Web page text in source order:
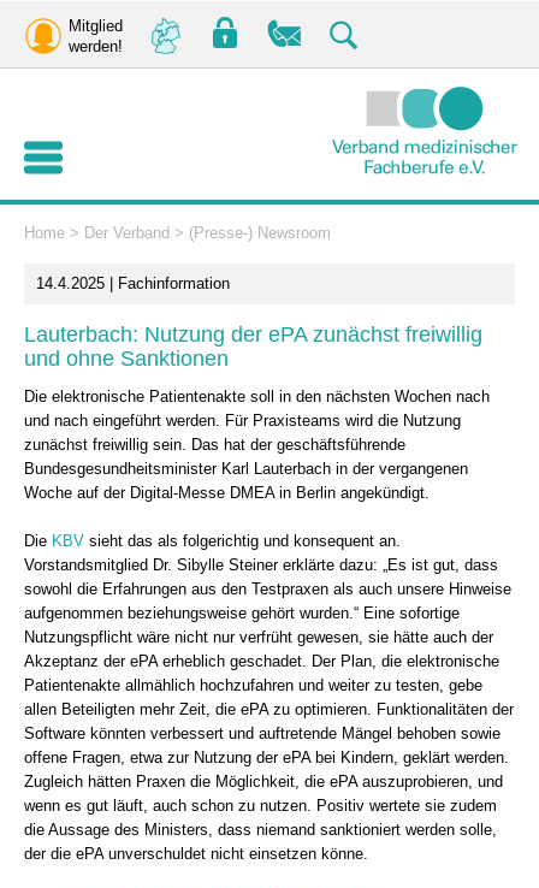
Mitglied
werden!
Home > Der Verband > (Presse-) Newsroom
14.4.2025 | Fachinformation
Lauterbach: Nutzung der ePA zunächst freiwillig
und ohne Sanktionen
Die elektronische Patientenakte soll in den nächsten Wochen nach
und nach eingeführt werden. Für Praxisteams wird die Nutzung
zunächst freiwillig sein. Das hat der geschäftsführende
Bundesgesundheitsminister Karl Lauterbach in der vergangenen
Woche auf der Digital-Messe DMEA in Berlin angekündigt.
Die KBV sieht das als folgerichtig und konsequent an.
Vorstandsmitglied Dr. Sibylle Steiner erklärte dazu: „Es ist gut, dass
sowohl die Erfahrungen aus den Testpraxen als auch unsere Hinweise
aufgenommen beziehungsweise gehört wurden.“ Eine sofortige
Nutzungspflicht wäre nicht nur verfrüht gewesen, sie hätte auch der
Akzeptanz der ePA erheblich geschadet. Der Plan, die elektronische
Patientenakte allmählich hochzufahren und weiter zu testen, gebe
allen Beteiligten mehr Zeit, die ePA zu optimieren. Funktionalitäten der
Software könnten verbessert und auftretende Mängel behoben sowie
offene Fragen, etwa zur Nutzung der ePA bei Kindern, geklärt werden.
Zugleich hätten Praxen die Möglichkeit, die ePA auszuprobieren, und
wenn es gut läuft, auch schon zu nutzen. Positiv wertete sie zudem
die Aussage des Ministers, dass niemand sanktioniert werden solle,
der die ePA unverschuldet nicht einsetzen könne.